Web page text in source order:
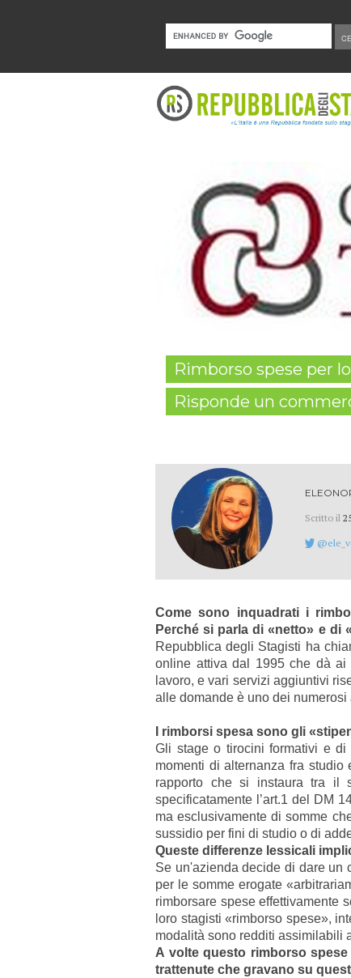
Rimborso spese per
Risponde un
Scritto il
Come sono inquadrati i
Perché si parla di «netto» e di
Repubblica degli Stagisti ha
online attiva dal 1995 che dà ai
lavoro, e vari servizi aggiuntivi
alle domande è uno dei
I rimborsi spesa sono gli
Gli stage o tirocini formativi e di
momenti di alternanza fra studio
rapporto che si instaura tra il
specificatamente l’art.1 del DM
ma esclusivamente di somme
sussidio per fini di studio o di
Queste differenze lessicali
Se un'azienda decide di dare un
per le somme erogate
rimborsare spese effettivamente
loro stagisti «rimborso spese»,
modalità sono redditi assimilabili
A volte questo rimborso
trattenute che gravano su